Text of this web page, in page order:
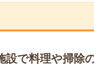
設で料理や掃除